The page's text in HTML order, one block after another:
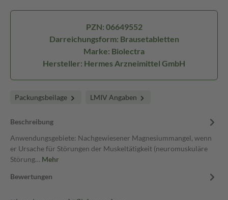
PZN: 06649552
Darreichungsform: Brausetabletten
Marke: Biolectra
Hersteller: Hermes Arzneimittel GmbH
Packungsbeilage LMIV Angaben
Beschreibung
Anwendungsgebiete: Nachgewiesener Magnesiummangel, wenn
er Ursache für Störungen der Muskeltätigkeit (neuromuskuläre
Störung… Mehr
Bewertungen